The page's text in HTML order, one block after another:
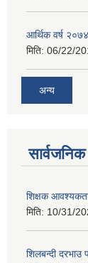
आर्थिक वर्ष
मिति: 06/22/
अन्य
शिक्षक
मिति: 10/31/
शिलबन्दी दरभाउ